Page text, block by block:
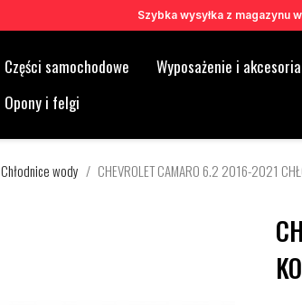
Szybka wysyłka z magazynu
Części samochodowe Wyposażenie i akcesoria
Opony i felgi
Chłodnice wody CHEVROLET CAMARO 6.2 2016-2021